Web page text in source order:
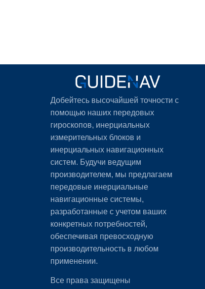
Добейтесь высочайшей точности с
помощью наших передовых
гироскопов, инерциальных
измерительных блоков и
инерциальных навигационных
систем. Будучи ведущим
производителем, мы предлагаем
передовые инерциальные
навигационные системы,
разработанные с учетом ваших
конкретных потребностей,
обеспечивая превосходную
производительность в любом
применении.
Все права защищены